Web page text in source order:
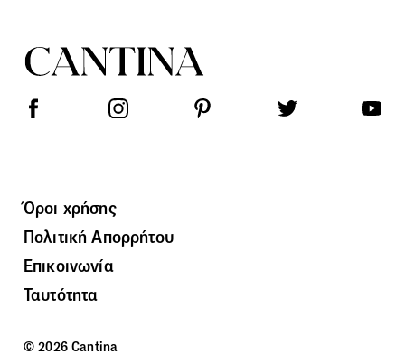
Όροι χρήσης
Πολιτική Απορρήτου
Επικοινωνία
Ταυτότητα
© 2026 Cantina